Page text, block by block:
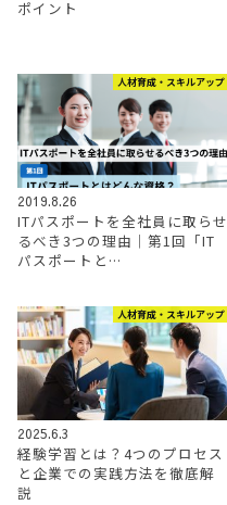
ポイント
人材育成・スキルアップ
2019.8.26
ITパスポートを全社員に取らせ
るべき3つの理由│第1回「IT
パスポートと…
人材育成・スキルアップ
2025.6.3
経験学習とは？4つのプロセス
と企業での実践方法を徹底解
説